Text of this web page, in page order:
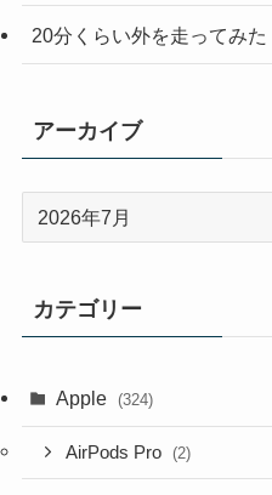
20分くらい外を走ってみた
アーカイブ
ブ
カテゴリー
Apple (324)
AirPods Pro (2)